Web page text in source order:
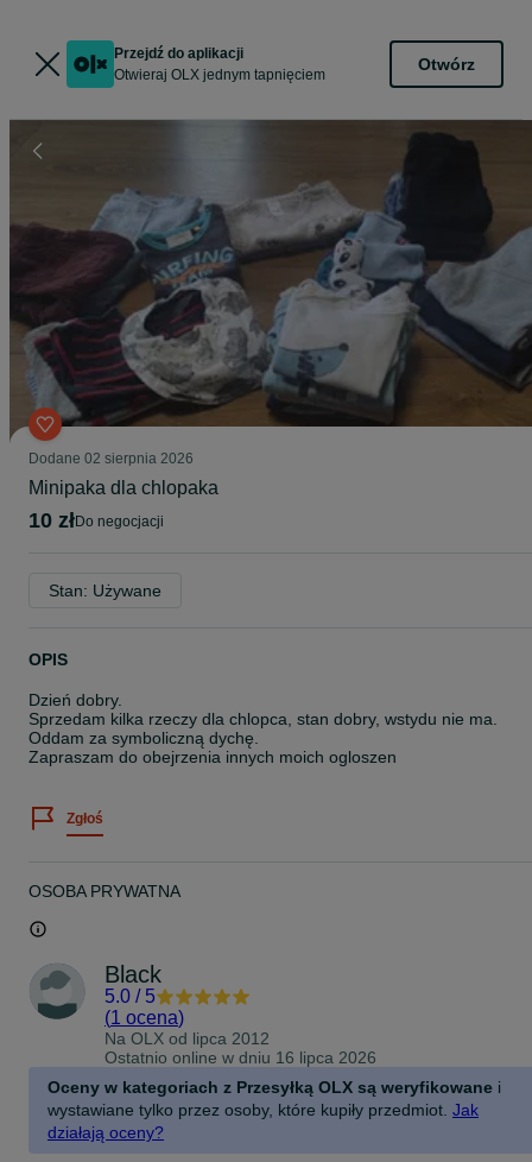
Przejdź do aplikacji
Otwieraj OLX jednym tapnięciem
Otwórz
Dodane 02 sierpnia 2026
Minipaka dla chlopaka
10 zł do negocjacji
Stan: Używane
OPIS
Dzień dobry.
Sprzedam kilka rzeczy dla chlopca, stan dobry, wstydu nie ma.
Oddam za symboliczną dychę.
Zapraszam do obejrzenia innych moich ogloszen
Zgłoś
OSOBA PRYWATNA
Black
5.0 / 5
(1 ocena)
Na OLX od lipca 2012
Ostatnio online w dniu 16 lipca 2026
Oceny w kategoriach z Przesyłką OLX są weryfikowane i
wystawiane tylko przez osoby, które kupiły przedmiot. Jak
działają oceny?